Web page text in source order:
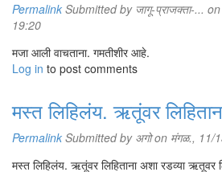
Permalink Submitted by जागू-प्राजक्ता-...
19:20
मजा आली वाचताना. गमतीशीर आहे.
Log in to post comments
मस्त लिहिलंय. ऋतूंवर
Permalink Submitted by अगोon मंगळ., 11/
मस्त लिहिलंय. ऋतूंवर लिहिताना अशा रडव्या ऋतूवर